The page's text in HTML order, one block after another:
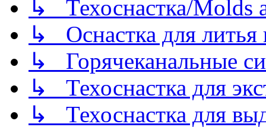
↳ Техоснастка/Molds
↳ Оснастка для литья
↳ Горячеканальные
↳ Техоснастка для
↳ Техоснастка для